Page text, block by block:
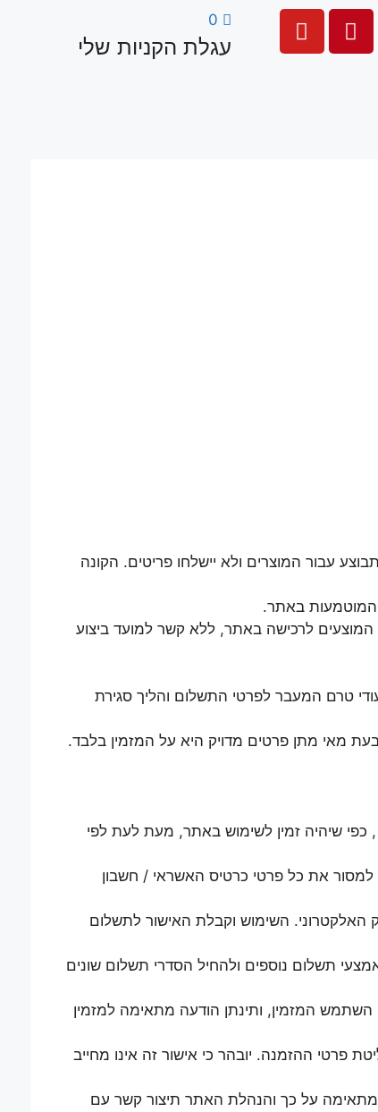
0
עגלת הקניות שלי
עבור המוצרים ולא יישלחו פריטים. הקונה
המוטמעות באתר.
לרכישה באתר, ללא קשר למועד ביצוע
טרם המעבר לפרטי התשלום והליך סגירת
מאי מתן פרטים מדויק היא על המזמין בלבד.
כפי שיהיה זמין לשימוש באתר, מעת לעת לפי
את כל פרטי כרטיס האשראי / חשבון
השימוש וקבלת האישור לתשלום
תשלום נוספים ולהחיל הסדרי תשלום שונים
המזמין, ותינתן הודעה מתאימה למזמין
פרטי ההזמנה. יובהר כי אישור זה אינו מחייב
על כך והנהלת האתר תיצור קשר עם